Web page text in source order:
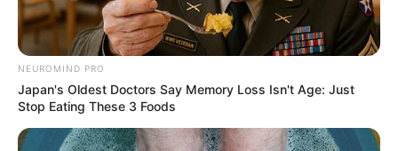
En referencia.
Con pronóstico reservado se encuentra el hombre herido
luego de que pistoleros lo atacaran en Caucasia
Por:
Yuli Metaute Londoño
Agosto 22, 2024
NEUROMIND PRO
Japan's Oldest Doctors Say Memory Loss Isn't Age: Just
Stop Eating These 3 Foods